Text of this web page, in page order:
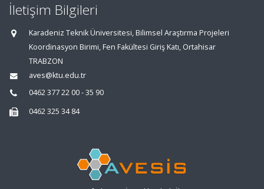
İletişim Bilgileri
Karadeniz Teknik Üniversitesi, Bilimsel Araştırma Projeleri
Koordinasyon Birimi, Fen Fakültesi Giriş Katı, Ortahisar
TRABZON
aves@ktu.edu.tr
0462 377 22 00 - 35 90
0462 325 34 84